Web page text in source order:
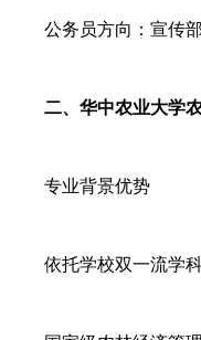
公务员方向：宣传部
二、华中农业大学
专业背景优势
依托学校双一流学科